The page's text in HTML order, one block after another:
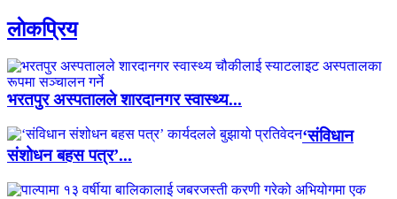
लाेकप्रिय
भरतपुर अस्पतालले शारदानगर स्वास्थ्य...
‘संविधान
संशोधन बहस पत्र’...